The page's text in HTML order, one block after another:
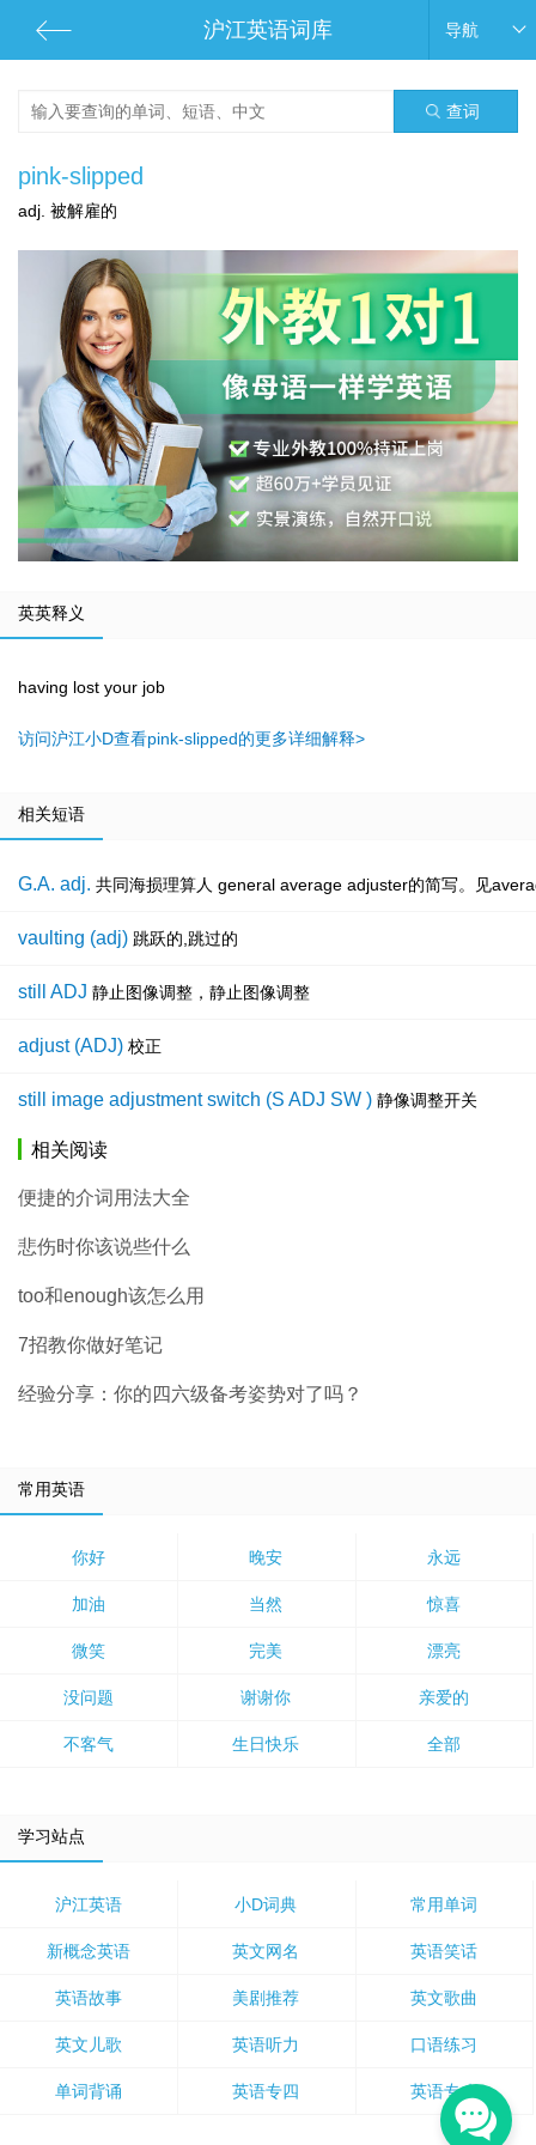
沪江英语词库 导航
查词
pink-slipped
adj. 被解雇的
英英释义
having lost your job
访问沪江小D查看pink-slipped的更多详细解释>
相关短语
G.A. adj. 共同海损理算人 general average adjuster的简写。见
vaulting (adj) 跳跃的,跳过的
still ADJ 静止图像调整，静止图像调整
adjust (ADJ) 校正
still image adjustment switch (S ADJ SW ) 静像调整开关
相关阅读
便捷的介词用法大全
悲伤时你该说些什么
too和enough该怎么用
7招教你做好笔记
经验分享：你的四六级备考姿势对了吗？
常用英语
你好 晚安 永远
加油 当然 惊喜
微笑 完美 漂亮
没问题 谢谢你 亲爱的
不客气 生日快乐 全部
学习站点
沪江英语 小D词典 常用单词
新概念英语 英文网名 英语笑话
英语故事 美剧推荐 英文歌曲
英文儿歌 英语听力 口语练习
单词背诵 英语专四 英语专八